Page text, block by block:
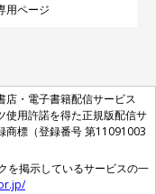
用ページ
店・電子書籍配信サービス
使用許諾を得た正規版配信サ
商標（登録番号 第11091003
を掲示しているサービスの一